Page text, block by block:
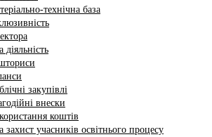
технічна база
діяльність
закупівлі
внески
коштів
захист учасників освітнього процесу